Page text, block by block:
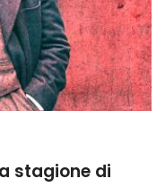
stagione di